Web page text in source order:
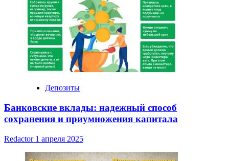
Депозиты
Банковские вклады: надежный способ
сохранения и приумножения капитала
Redactor 1 апреля 2025